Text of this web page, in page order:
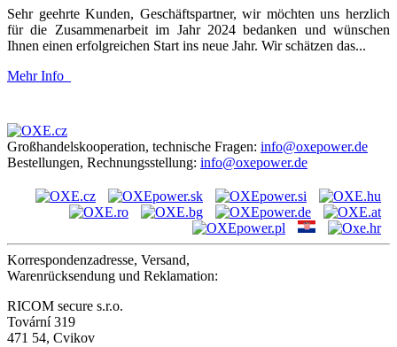
Sehr geehrte Kunden, Geschäftspartner, wir möchten uns herzlich
für die Zusammenarbeit im Jahr 2024 bedanken und wünschen
Ihnen einen erfolgreichen Start ins neue Jahr. Wir schätzen das...
Mehr Info
Großhandelskooperation, technische Fragen: info@oxepower.de
Bestellungen, Rechnungsstellung: info@oxepower.de
Korrespondenzadresse, Versand,
Warenrücksendung und Reklamation:
RICOM secure s.r.o.
Tovární 319
471 54, Cvikov